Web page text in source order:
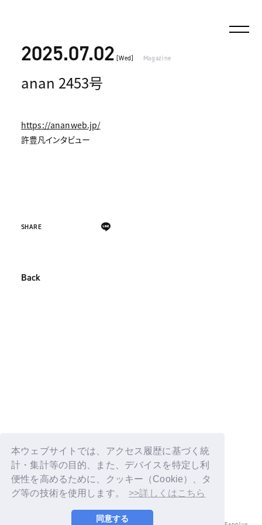
本ウェブサイトでは、アクセス履歴に基づく統
計・集計等の目的、また、デバイスを特定し利
便性を高めるために、クッキー（Cookie）、タ
グ等の技術を使用します。
>>詳しくはこちら
同意する
2025.07.02 [Wed] Magazine
anan 2453号
https://ananweb.jp/
許豊凡インタビュー
SHARE
Back